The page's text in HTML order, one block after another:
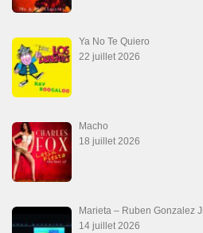
Ya No Te Quiero
22 juillet 2026
Macho
18 juillet 2026
Marieta – Ruben Gonzalez
14 juillet 2026